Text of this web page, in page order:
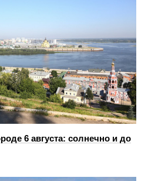
6 августа: солнечно и до